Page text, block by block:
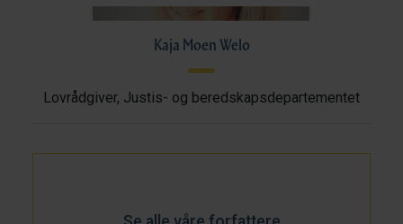
Kaja Moen Welo
Lovrådgiver, Justis- og beredskapsdepartementet